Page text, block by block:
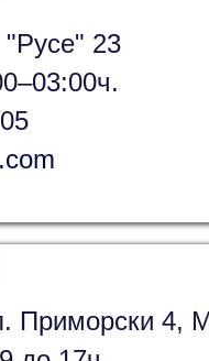
"Русе" 23
Приморски 4,